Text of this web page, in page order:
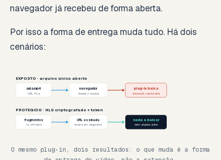
navegador já recebeu de forma aberta.
Por isso a forma de entrega muda tudo. Há dois
cenários:
EXPOSTO · arquivo único aberto
aula.mp4
URL fixa
navegador
recebe o arquivo
plug-in baixa
aula.mp4 capturada
PROTEGIDO · HLS criptografado + token
fragmentos
.ts cifrados
URL assinada
expira em segundos
nada a baixar
sem arquivo único
O mesmo plug-in, dois resultados: o que muda é a forma